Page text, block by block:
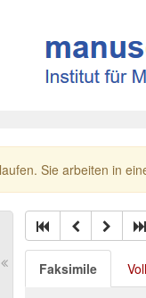
Sie arbeiten in
Faksimile